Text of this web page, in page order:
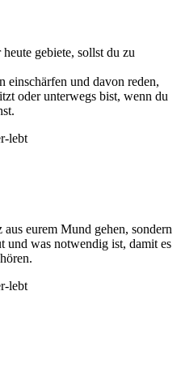
gebiete, sollst du zu
einschärfen und davon reden,
oder unterwegs bist, wenn du
lebt
eurem Mund gehen, sondern
und was notwendig ist, damit es
lebt